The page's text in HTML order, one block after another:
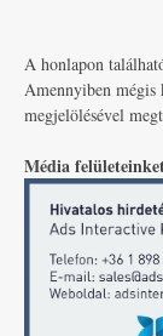
A honlapon
Amennyiben mégis
megjelölésével
Média